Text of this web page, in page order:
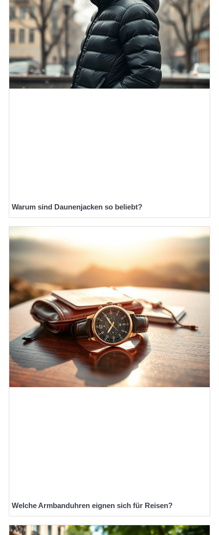
Warum sind Daunenjacken so beliebt?
Welche Armbanduhren eignen sich für Reisen?